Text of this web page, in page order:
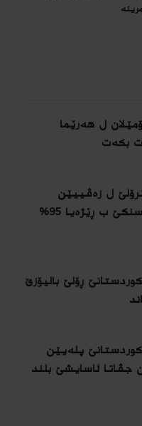
ل هەرێما
بكەت
ل زه‌ڤییێن
ئەترووشێ و سەرسنكێ ب ڕێژەیا 95%
ڕۆلێ بالیۆزێ
پلەیێن
جڤاتا ئاسایشێ بلند